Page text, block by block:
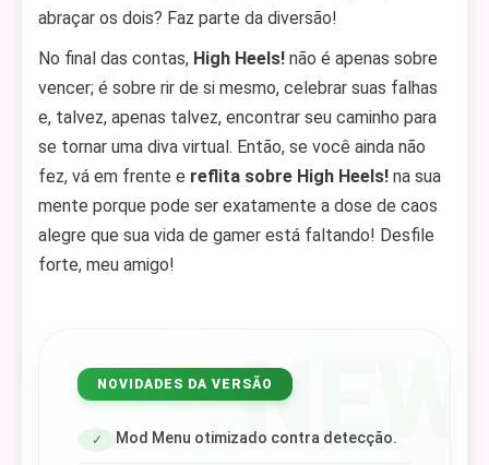
abraçar os dois? Faz parte da diversão!
No final das contas, High Heels! não é apenas sobre
vencer; é sobre rir de si mesmo, celebrar suas falhas
e, talvez, apenas talvez, encontrar seu caminho para
se tornar uma diva virtual. Então, se você ainda não
fez, vá em frente e reflita sobre High Heels! na sua
mente porque pode ser exatamente a dose de caos
alegre que sua vida de gamer está faltando! Desfile
forte, meu amigo!
NEW
NOVIDADES DA VERSÃO
✓ Mod Menu otimizado contra detecção.